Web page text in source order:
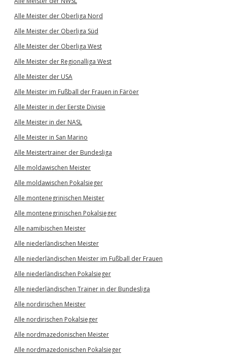
Alle Meister der Oberliga Nord
Alle Meister der Oberliga Süd
Alle Meister der Oberliga West
Alle Meister der Regionalliga West
Alle Meister der USA
Alle Meister im Fußball der Frauen in Färöer
Alle Meister in der Eerste Divisie
Alle Meister in der NASL
Alle Meister in San Marino
Alle Meistertrainer der Bundesliga
Alle moldawischen Meister
Alle moldawischen Pokalsieger
Alle montenegrinischen Meister
Alle montenegrinischen Pokalsieger
Alle namibischen Meister
Alle niederländischen Meister
Alle niederländischen Meister im Fußball der Frauen
Alle niederländischen Pokalsieger
Alle niederländischen Trainer in der Bundesliga
Alle nordirischen Meister
Alle nordirischen Pokalsieger
Alle nordmazedonischen Meister
Alle nordmazedonischen Pokalsieger